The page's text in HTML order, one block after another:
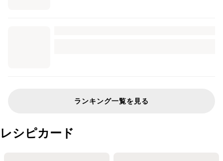
ランキング一覧を見る
レシピカード